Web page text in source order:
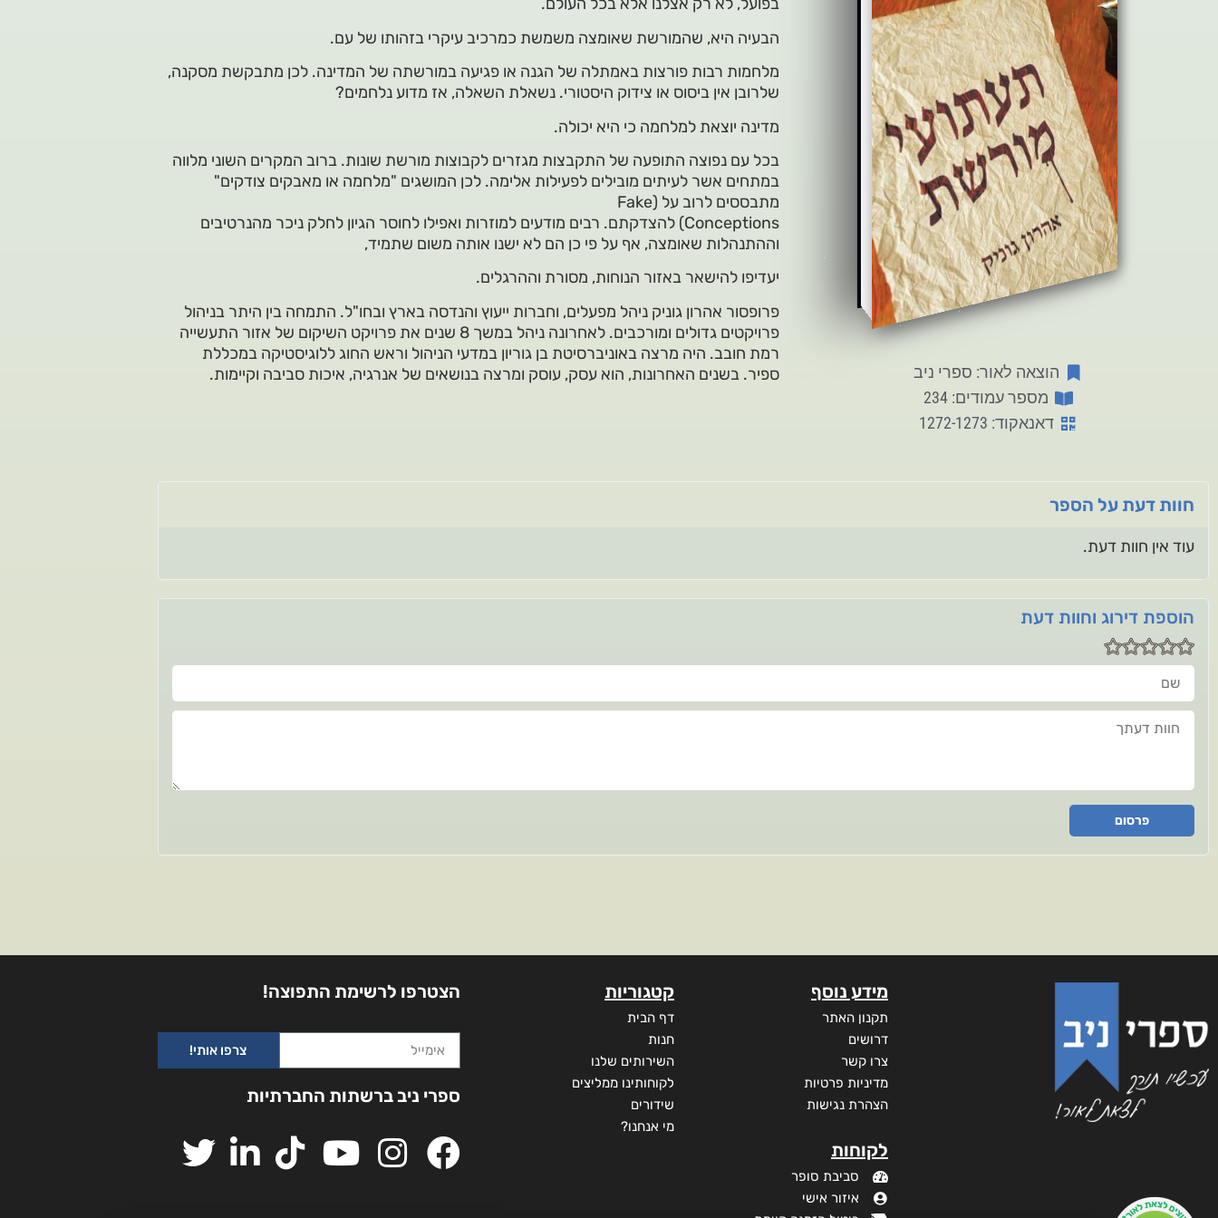
הוצאה לאור: ספרי ניב
מספר עמודים: 234
דאנאקוד: 1272-1273
הבעיה היא, שהמורשת שאומצה משמשת כמרכיב עיקרי בזהותו של עם.
מלחמות רבות פורצות באמתלה של הגנה או פגיעה במורשתה של המדינה. לכן מתבקשת מסקנה,
שלרובן אין ביסוס או צידוק היסטורי. נשאלת השאלה, אז מדוע נלחמים?
מדינה יוצאת למלחמה כי היא יכולה.
בכל עם נפוצה התופעה של התקבצות מגזרים לקבוצות מורשת שונות. ברוב המקרים השוני מלווה
במתחים אשר לעיתים מובילים לפעילות אלימה. לכן המושגים "מלחמה או מאבקים צודקים"
מתבססים לרוב על (Fake
Conceptions) להצדקתם. רבים מודעים למוזרות ואפילו לחוסר הגיון לחלק ניכר מהנרטיבים
וההתנהלות שאומצה, אף על פי כן הם לא ישנו אותה משום שתמיד,
יעדיפו להישאר באזור הנוחות, מסורת וההרגלים.
פרופסור אהרון גוניק ניהל מפעלים, וחברות ייעוץ והנדסה בארץ ובחו"ל. התמחה בין היתר בניהול
פרויקטים גדולים ומורכבים. לאחרונה ניהל במשך 8 שנים את פרויקט השיקום של אזור התעשייה
רמת חובב. היה מרצה באוניברסיטת בן גוריון במדעי הניהול וראש החוג ללוגיסטיקה במכללת
ספיר. בשנים האחרונות, הוא עסק, עוסק ומרצה בנושאים של אנרגיה, איכות סביבה וקיימות.
חוות דעת על הספר
עוד אין חוות דעת.
הוספת דירוג וחוות דעת
שם
חוות דעתך
פרסום
מידע נוסף
תקנון האתר
דרושים
צרו קשר
מדיניות פרטיות
הצהרת נגישות
לקוחות
סביבת סופר
איזור אישי
קטגוריות
דף הבית
חנות
השירותים שלנו
לקוחותינו ממליצים
שידורים
מי אנחנו?
הצטרפו לרשימת התפוצה!
צרפו אותי!
ספרי ניב ברשתות החברתיות